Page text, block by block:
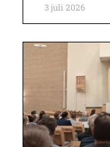
3 juli 2026